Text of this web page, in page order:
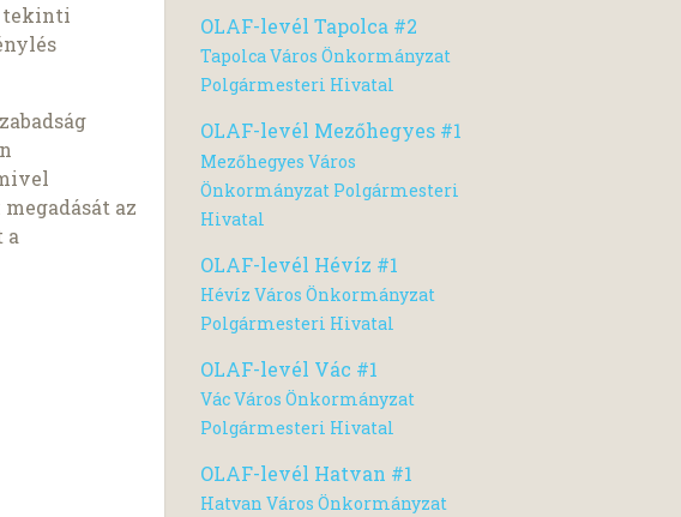
tekinti
az
a
OLAF-levél Tapolca #2
Tapolca Város Önkormányzat
Polgármesteri Hivatal
OLAF-levél Mezőhegyes #1
Mezőhegyes Város
Önkormányzat Polgármesteri
Hivatal
OLAF-levél Hévíz #1
Hévíz Város Önkormányzat
Polgármesteri Hivatal
OLAF-levél Vác #1
Vác Város Önkormányzat
Polgármesteri Hivatal
OLAF-levél Hatvan #1
Hatvan Város Önkormányzat